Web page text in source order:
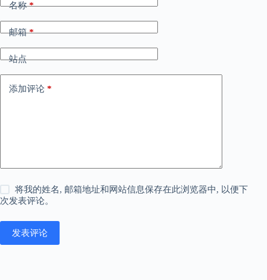
名称*
邮箱*
站点
添加评论 *
将我的姓名, 邮箱地址和网站信息保存在此浏览器中, 以便下
次发表评论。
发表评论